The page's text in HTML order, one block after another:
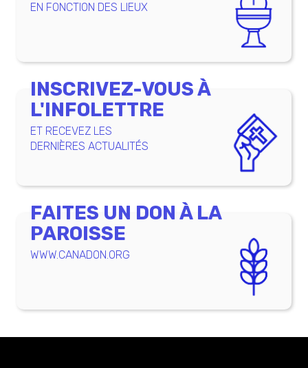
EN FONCTION DES LIEUX
INSCRIVEZ-VOUS À
L'INFOLETTRE
ET RECEVEZ LES
DERNIÈRES ACTUALITÉS
FAITES UN DON À LA
PAROISSE
WWW.CANADON.ORG